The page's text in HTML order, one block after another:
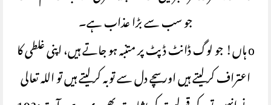
جو سب سے بڑا عذاب ہے۔
o ہاں! جو لوگ ڈانٹ ڈپٹ پر متنبہ ہو جاتے ہیں، اپنی غلطی کا
اعتراف کر لیتے ہیں اور سچے دل سے توبہ کر لیتے ہیں تو اللہ تعالی